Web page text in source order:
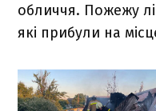
обличчя. Пожежу
які прибули на